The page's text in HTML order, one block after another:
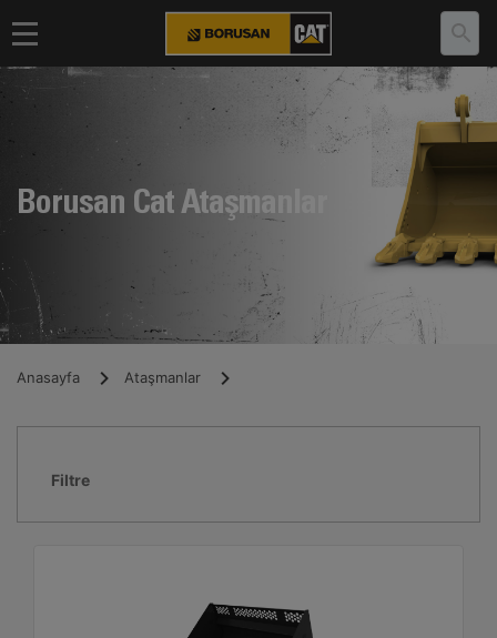
Borusan Cat Ataşmanlar
Anasayfa Ataşmanlar
Filtre